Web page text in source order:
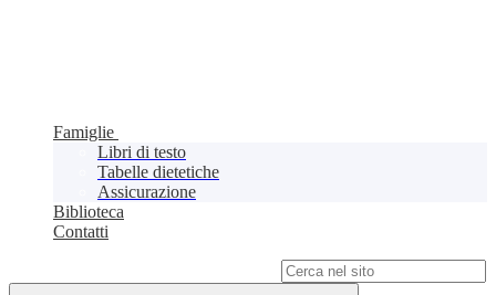
Famiglie
Libri di testo
Tabelle dietetiche
Assicurazione
Biblioteca
Contatti